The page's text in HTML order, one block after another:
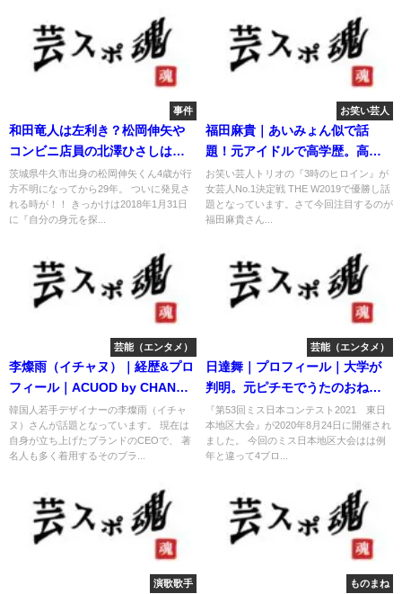
事件
和田竜人は左利き？松岡伸矢や
コンビニ店員の北澤ひさしは同
一人物？
茨城県牛久市出身の松岡伸矢くん4歳が行
方不明になってから29年。 ついに発見さ
れる時が！！ きっかけは2018年1月31日
に『自分の身元を探...
お笑い芸人
福田麻貴｜あいみょん似で話
題！元アイドルで高学歴。高校
大学特定！
お笑い芸人トリオの『3時のヒロイン』が
女芸人No.1決定戦 THE W2019で優勝し話
題となっています。さて今回注目するのが
福田麻貴さん...
芸能（エンタメ）
李燦雨（イチャヌ）｜経歴&プロ
フィール｜ACUOD by CHANU
創設者
韓国人若手デザイナーの李燦雨（イチャ
ヌ）さんが話題となっています。 現在は
自身が立ち上げたブランドのCEOで、 著
名人も多く着用するそのブラ...
芸能（エンタメ）
日達舞｜プロフィール｜大学が
判明。元ピチモでうたのおねえ
さん。
『第53回ミス日本コンテスト2021 東日
本地区大会』が2020年8月24日に開催され
ました。 今回のミス日本地区大会はは例
年と違って4ブロ...
演歌歌手 ものまね